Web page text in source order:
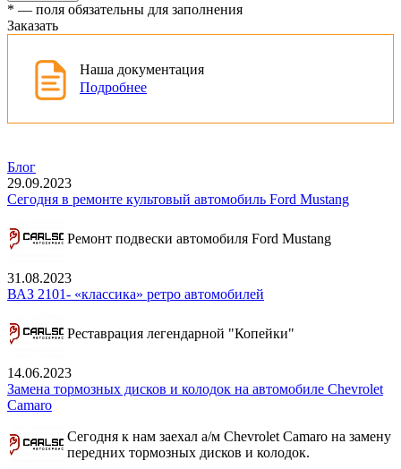
* — поля обязательны для заполнения
Заказать
Наша документация
Подробнее
Блог
29.09.2023
Сегодня в ремонте культовый автомобиль Ford Mustang
Ремонт подвески автомобиля Ford Mustang
31.08.2023
ВАЗ 2101- «классика» ретро автомобилей
Реставрация легендарной "Копейки"
14.06.2023
Замена тормозных дисков и колодок на автомобиле Chevrolet
Camaro
Сегодня к нам заехал а/м Chevrolet Camaro на замену
передних тормозных дисков и колодок.